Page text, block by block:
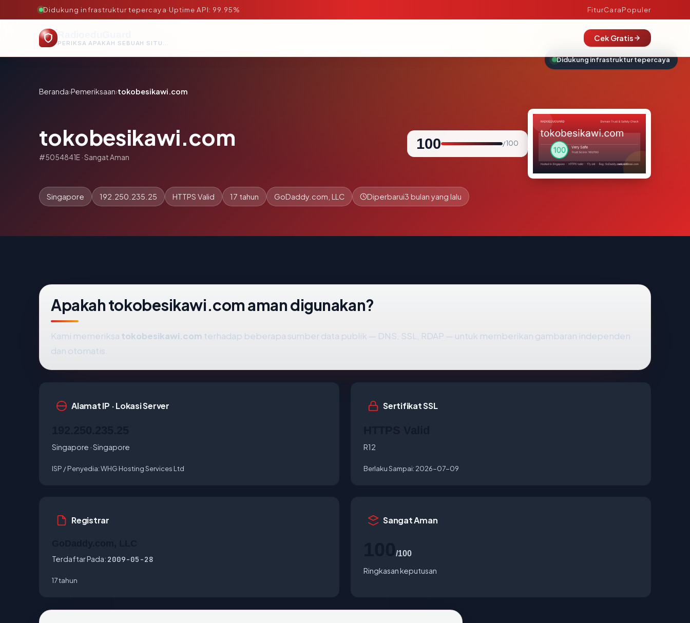
Didukung infrastruktur tepercaya·Uptime API: 99.95% FiturCaraPopuler
PERIKSA APAKAH SEBUAH SITUS AMAN, TEPERCAYA, DAN TERVERIFIKASI DALAM HITUNGAN DETIK.
Cek Gratis
Beranda›Pemeriksaan›tokobesikawi.com
tokobesikawi.com
#5054841E · Sangat Aman
100 / 100
Singapore 192.250.235.25 HTTPS Valid 17 tahun GoDaddy.com, LLC Diperbarui3 bulan yang lalu
Apakah tokobesikawi.com aman digunakan?
Kami memeriksa tokobesikawi.com terhadap beberapa sumber data publik — DNS, SSL, RDAP — untuk memberikan gambaran independen
dan otomatis.
Alamat IP · Lokasi Server
Singapore · Singapore
ISP / Penyedia:WHG Hosting Services Ltd
Sertifikat SSL
R12
Berlaku Sampai: 2026-07-09
Registrar
Terdaftar Pada: 2009-05-28
17 tahun
Sangat Aman
/100
Ringkasan keputusan
Didukung infrastruktur tepercaya